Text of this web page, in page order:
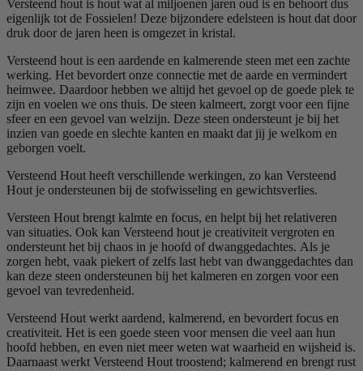
Versteend hout is hout wat al miljoenen jaren oud is en behoort dus
eigenlijk tot de Fossielen! Deze bijzondere edelsteen is hout dat door
druk door de jaren heen is omgezet in kristal.
Versteend hout is een aardende en kalmerende steen met een zachte
werking. Het bevordert onze connectie met de aarde en vermindert
heimwee. Daardoor hebben we altijd het gevoel op de goede plek te
zijn en voelen we ons thuis. De steen kalmeert, zorgt voor een fijne
sfeer en een gevoel van welzijn. Deze steen ondersteunt je bij het
inzien van goede en slechte kanten en maakt dat jij je welkom en
geborgen voelt.
Versteend Hout heeft verschillende werkingen, zo kan Versteend
Hout je ondersteunen bij de stofwisseling en gewichtsverlies.
Versteen Hout brengt kalmte en focus, en helpt bij het relativeren
van situaties. Ook kan Versteend hout je creativiteit vergroten en
ondersteunt het bij chaos in je hoofd of dwanggedachtes. Als je
zorgen hebt, vaak piekert of zelfs last hebt van dwanggedachtes dan
kan deze steen ondersteunen bij het kalmeren en zorgen voor een
gevoel van tevredenheid.
Versteend Hout werkt aardend, kalmerend, en bevordert focus en
creativiteit. Het is een goede steen voor mensen die veel aan hun
hoofd hebben, en even niet meer weten wat waarheid en wijsheid is.
Daarnaast werkt Versteend Hout troostend; kalmerend en brengt rust